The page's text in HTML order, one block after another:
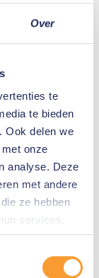
Over
te
te bieden
Ook delen we
onze
analyse. Deze
met andere
ze hebben
services.
lære
videoer.
tilbydes